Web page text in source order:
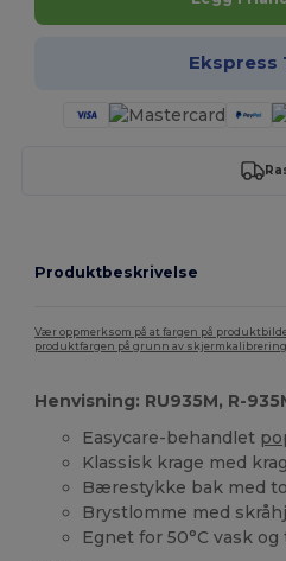
Ekspress
Produktbeskrivelse
Vær oppmerksom på at fargen på
produktfargen på grunn av skjermkalibrering.
Henvisning: RU935M, R-
Easycare-behandlet
Klassisk krage med
Bærestykke bak med
Brystlomme med
Egnet for 50°C vask